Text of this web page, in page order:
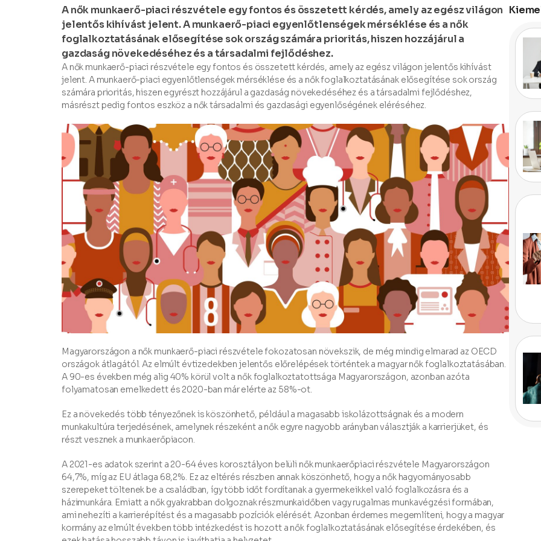
A nők munkaerő-piaci részvétele egy fontos és összetett kérdés, amely az egész világon
jelentős kihívást jelent. A munkaerő-piaci egyenlőtlenségek mérséklése és a nők
foglalkoztatásának elősegítése sok ország számára prioritás, hiszen hozzájárul a
gazdaság növekedéséhez és a társadalmi fejlődéshez.
A nők munkaerő-piaci részvétele egy fontos és összetett kérdés, amely az egész világon jelentős kihívást
jelent. A munkaerő-piaci egyenlőtlenségek mérséklése és a nők foglalkoztatásának elősegítése sok ország
számára prioritás, hiszen egyrészt hozzájárul a gazdaság növekedéséhez és a társadalmi fejlődéshez,
másrészt pedig fontos eszköz a nők társadalmi és gazdasági egyenlőségének eléréséhez.
Magyarországon a nők munkaerő-piaci részvétele fokozatosan növekszik, de még mindig elmarad az OECD
országok átlagától. Az elmúlt évtizedekben jelentős előrelépések történtek a magyar nők foglalkoztatásában.
A 90-es években még alig 40% körül volt a nők foglalkoztatottsága Magyarországon, azonban azóta
folyamatosan emelkedett és 2020-ban már elérte az 58%-ot.
Ez a növekedés több tényezőnek is köszönhető, például a magasabb iskolázottságnak és a modern
munkakultúra terjedésének, amelynek részeként a nők egyre nagyobb arányban választják a karrierjüket, és
részt vesznek a munkaerőpiacon.
A 2021-es adatok szerint a 20-64 éves korosztályon belüli nők munkaerőpiaci részvétele Magyarországon
64,7%, míg az EU átlaga 68,2%. Ez az eltérés részben annak köszönhető, hogy a nők hagyományosabb
szerepeket töltenek be a családban, így több időt fordítanak a gyermekeikkel való foglalkozásra és a
házimunkára. Emiatt a nők gyakrabban dolgoznak részmunkaidőben vagy rugalmas munkavégzési formában,
ami nehezíti a karrierépítést és a magasabb pozíciók elérését. Azonban érdemes megemlíteni, hogy a magyar
kormány az elmúlt években több intézkedést is hozott a nők foglalkoztatásának elősegítése érdekében, és